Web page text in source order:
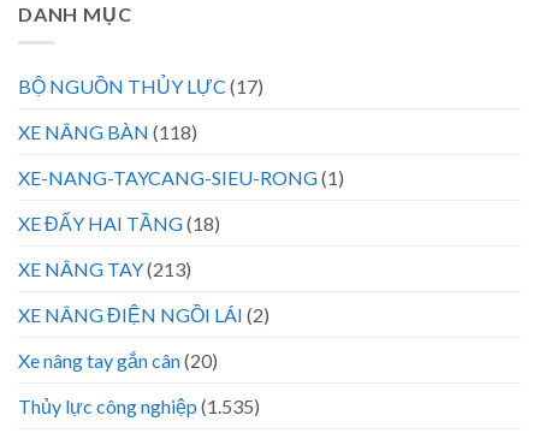
DANH MỤC
BỘ NGUỒN THỦY LỰC (17)
XE NÂNG BÀN (118)
XE-NANG-TAYCANG-SIEU-RONG(1)
XE ĐẨY HAI TẦNG(18)
XE NÂNG TAY(213)
XE NÂNG ĐIỆN NGỒI LÁI (2)
Xe nâng tay gắn cân(20)
Thủy lực công nghiệp (1.535)